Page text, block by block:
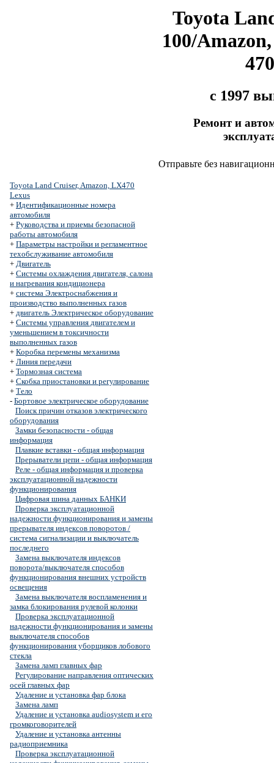
Toyota
100/
470
с 1997
Ремонт и
Toyota Land Cruiser, Amazon, LX470
Lexus
+ Идентификационные номера
автомобиля
+ Руководства и приемы безопасной
работы автомобиля
+ Параметры настройки и регламентное
техобслуживание автомобиля
+ Двигатель
+ Системы охлаждения двигателя, салона
и нагревания кондиционера
+ система Электроснабжения и
производство выполненных газов
+ двигатель Электрическое оборудование
+ Системы управления двигателем и
уменьшением в токсичности
выполненных газов
+ Коробка перемены механизма
+ Линия передачи
+ Тормозная система
+ Скобка приостановки и регулирование
+ Тело
- Бортовое электрическое оборудование
Поиск причин отказов электрического
оборудования
Замки безопасности - общая
информация
Плавкие вставки - общая информация
Прерыватели цепи - общая информация
Реле - общая информация и проверка
эксплуатационной надежности
функционирования
Цифровая шина данных БАНКИ
Проверка эксплуатационной
надежности функционирования и замены
прерывателя индексов поворотов /
система сигнализации и выключатель
последнего
Замена выключателя индексов
поворота/выключателя способов
функционирования внешних устройств
освещения
Замена выключателя воспламенения и
замка блокирования рулевой колонки
Проверка эксплуатационной
надежности функционирования и замены
выключателя способов
функционирования уборщиков лобового
стекла
Замена ламп главных фар
Регулирование направления оптических
осей главных фар
Удаление и установка фар блока
Замена ламп
Удаление и установка audiosystem и его
громкоговорителей
Удаление и установка антенны
радиоприемника
Проверка эксплуатационной
Отправьте без